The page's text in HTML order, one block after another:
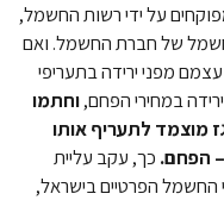
על ידי רשות החשמל,
של חברת החשמל. ואם
מפני ירידה בתעריפי
במחירי הפחם,וחתמו
מוצמד לתעריף אותו
הפחם. כך, עקב עליית
החשמל הפרטיים בישראל,